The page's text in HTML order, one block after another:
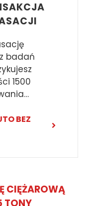
badań
1500
BEZ
CIĘŻAROWĄ
TONY